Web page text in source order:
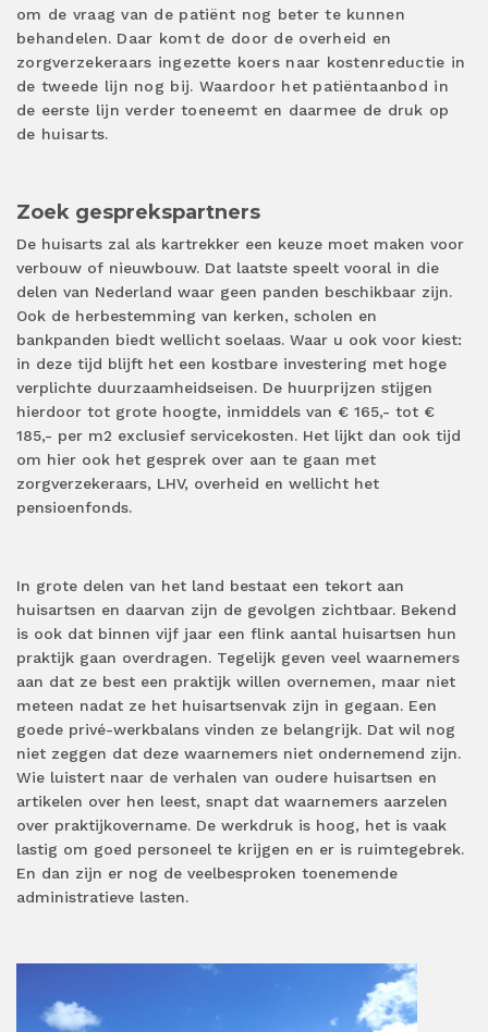
om de vraag van de patiënt nog beter te kunnen
behandelen. Daar komt de door de overheid en
zorgverzekeraars ingezette koers naar kostenreductie in
de tweede lijn nog bij. Waardoor het patiëntaanbod in
de eerste lijn verder toeneemt en daarmee de druk op
de huisarts.
Zoek gesprekspartners
De huisarts zal als kartrekker een keuze moet maken voor
verbouw of nieuwbouw. Dat laatste speelt vooral in die
delen van Nederland waar geen panden beschikbaar zijn.
Ook de herbestemming van kerken, scholen en
bankpanden biedt wellicht soelaas. Waar u ook voor kiest:
in deze tijd blijft het een kostbare investering met hoge
verplichte duurzaamheidseisen. De huurprijzen stijgen
hierdoor tot grote hoogte, inmiddels van € 165,- tot €
185,- per m2 exclusief servicekosten. Het lijkt dan ook tijd
om hier ook het gesprek over aan te gaan met
zorgverzekeraars, LHV, overheid en wellicht het
pensioenfonds.
In grote delen van het land bestaat een tekort aan
huisartsen en daarvan zijn de gevolgen zichtbaar. Bekend
is ook dat binnen vijf jaar een flink aantal huisartsen hun
praktijk gaan overdragen. Tegelijk geven veel waarnemers
aan dat ze best een praktijk willen overnemen, maar niet
meteen nadat ze het huisartsenvak zijn in gegaan. Een
goede privé-werkbalans vinden ze belangrijk. Dat wil nog
niet zeggen dat deze waarnemers niet ondernemend zijn.
Wie luistert naar de verhalen van oudere huisartsen en
artikelen over hen leest, snapt dat waarnemers aarzelen
over praktijkovername. De werkdruk is hoog, het is vaak
lastig om goed personeel te krijgen en er is ruimtegebrek.
En dan zijn er nog de veelbesproken toenemende
administratieve lasten.